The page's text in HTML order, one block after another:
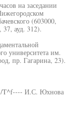
на заседании
(603000,
ауд. 312).
университета им.
пр. Гагарина, 23).
/T^f---- И.С. Юхнова